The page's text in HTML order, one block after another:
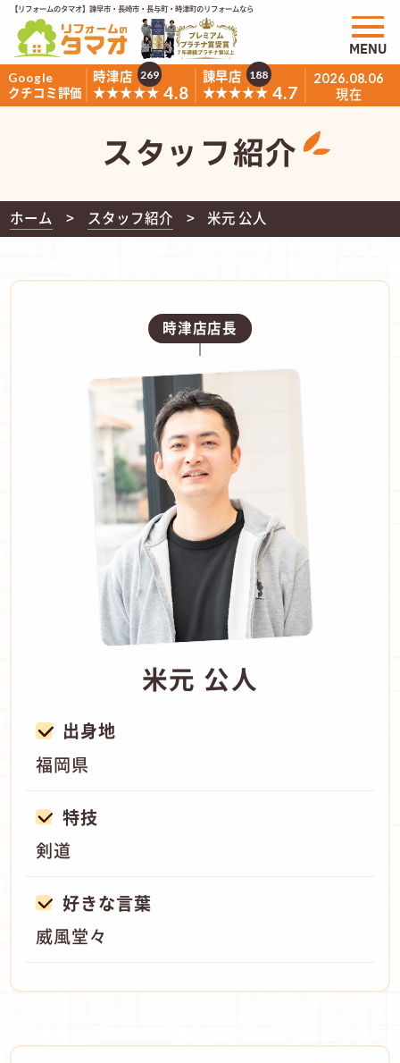
【リフォームのタマオ】諫早市・長崎市・長与町・時津町のリフォームなら
Google
クチコミ評価
時津店
★★★★★ 4.8
269
諫早店
★★★★★ 4.7
188 2026.08.06
現在
MENU
スタッフ紹介
ホーム スタッフ紹介 米元 公人
時津店店長
米元 公人
出身地
福岡県
特技
剣道
好きな言葉
威風堂々